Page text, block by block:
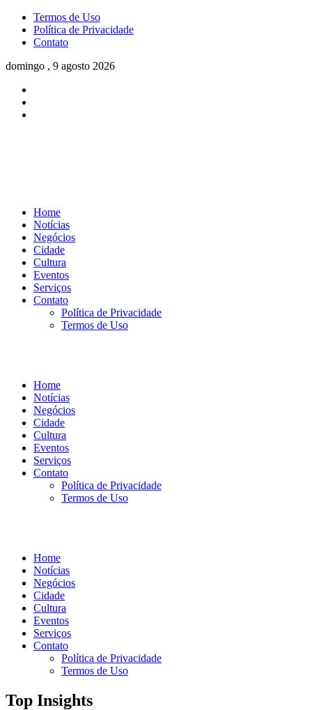
Termos de Uso
Política de Privacidade
Contato
domingo , 9 agosto 2026
Home
Notícias
Negócios
Cidade
Cultura
Eventos
Serviços
Contato
Política de Privacidade
Termos de Uso
Home
Notícias
Negócios
Cidade
Cultura
Eventos
Serviços
Contato
Política de Privacidade
Termos de Uso
Home
Notícias
Negócios
Cidade
Cultura
Eventos
Serviços
Contato
Política de Privacidade
Termos de Uso
Top Insights